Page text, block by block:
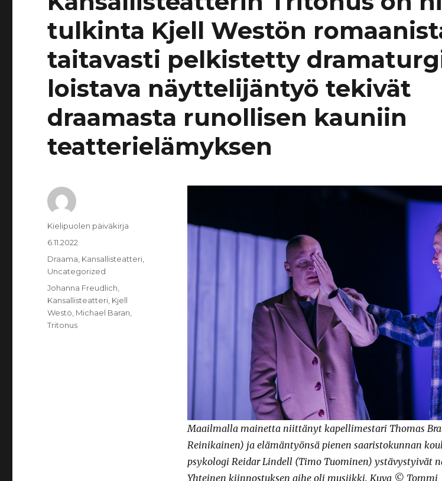
tulkinta Kjell Westön
taitavasti pelkistetty
loistava näyttelijäntyö tekivät
draamasta runollisen kauniin
teatterielämyksen
Maailmalla mainetta niittänyt kapellimestari Thomas
Reinikainen) ja elämäntyönsä pienen saaristokunnan
psykologi Reidar Lindell (Timo Tuominen) ystävystyivät
Yhteinen kiinnostuksen aihe oli musiikki. Kuva © Tommi
Kirjoittaja
Kielipuolen päiväkirja
Julkaistu
6.11.2022
Kategoriat
Draama Kansallisteatteri
Uncategorized
Avainsanat
Johanna Freudlich
Kansallisteatteri Kjell
Westö Michael Baran
Tritonus